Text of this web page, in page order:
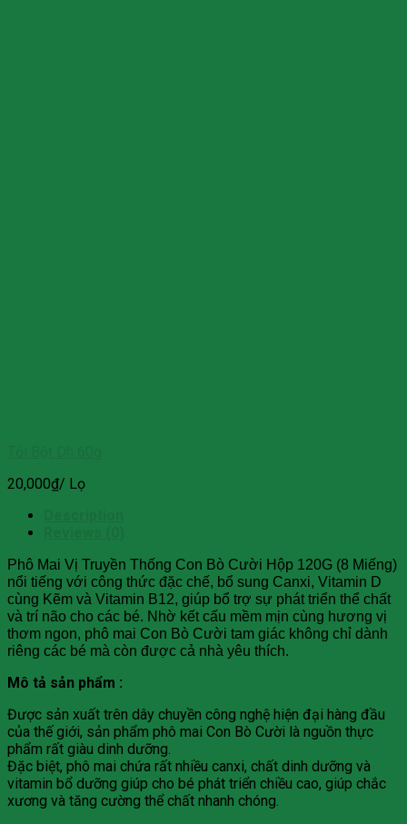
20,000₫/ Lọ
Phô Mai Vị Truyền Thống Con Bò Cười Hộp 120G (8 Miếng)
nổi tiếng với công thức đặc chế, bổ sung Canxi, Vitamin D
cùng Kẽm và Vitamin B12, giúp bổ trợ sự phát triển thể chất
và trí não cho các bé. Nhờ kết cấu mềm mịn cùng hương vị
thơm ngon, phô mai Con Bò Cười tam giác không chỉ dành
riêng các bé mà còn được cả nhà yêu thích.
Mô tả sản phẩm :
Được sản xuất trên dây chuyền công nghệ hiện đại hàng đầu
của thế giới, sản phẩm phô mai Con Bò Cười là nguồn thực
phẩm rất giàu dinh dưỡng.
Đặc biệt, phô mai chứa rất nhiều canxi, chất dinh dưỡng và
vitamin bổ dưỡng giúp cho bé phát triển chiều cao, giúp chắc
xương và tăng cường thể chất nhanh chóng.